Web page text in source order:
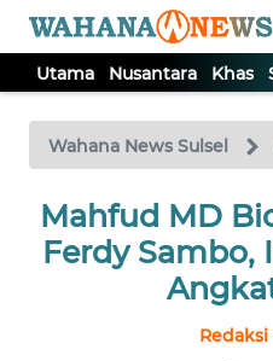
Utama Nusantara Khas
Wahana News Sulsel
Mahfud MD
Ferdy Sambo,
TV
Tutup
UTAMA